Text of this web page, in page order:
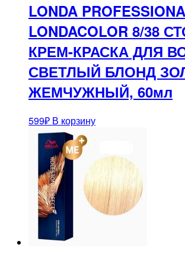
LONDA
LONDACOLOR 8/38
КРЕМ-КРАСКА ДЛЯ
СВЕТЛЫЙ БЛОНД
ЖЕМЧУЖНЫЙ, 60мл
599₽ В корзину